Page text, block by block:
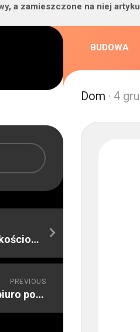
a zamieszczone na niej
Dlaczego warto wybierać dobre jakościowo narzędzia
PREVIOUS
Jak znaleźć dobre, sprawdzone biuro pośrednictwa nieruchomości
BUDOWA
Dom · 4